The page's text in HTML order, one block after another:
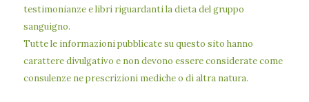
testimonianze e libri riguardanti la dieta del gruppo
sanguigno.
Tutte le informazioni pubblicate su questo sito hanno
carattere divulgativo e non devono essere considerate come
consulenze ne prescrizioni mediche o di altra natura.